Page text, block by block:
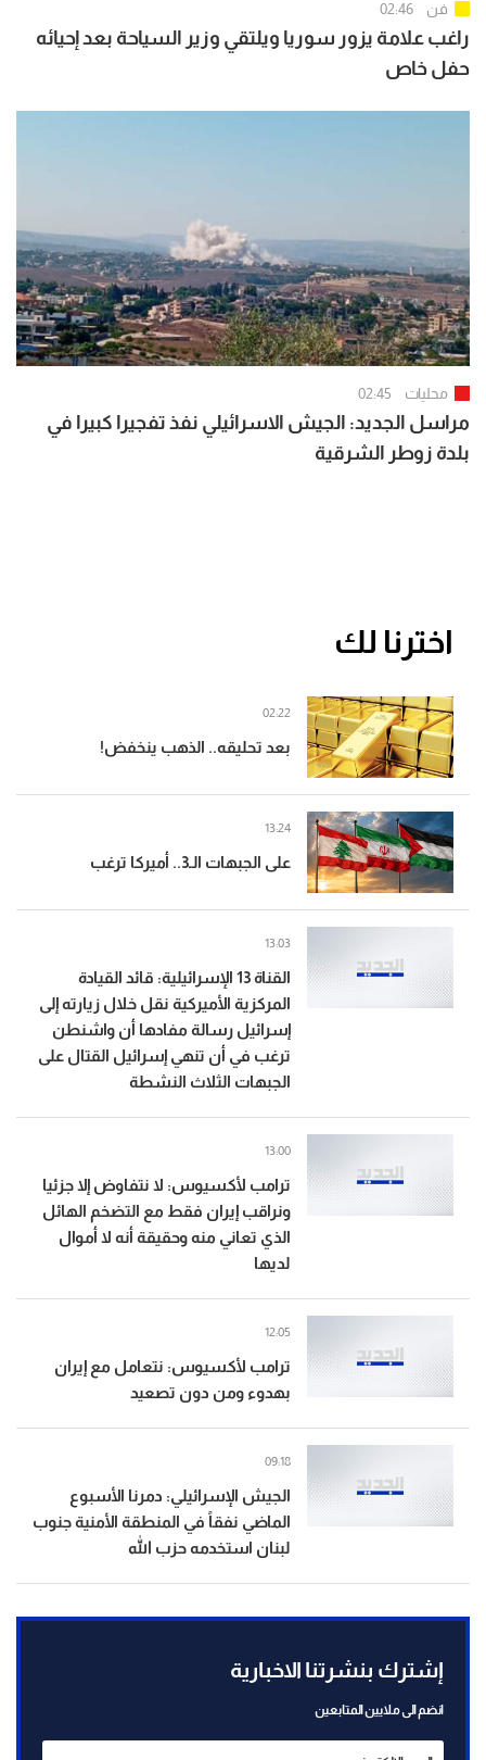
فن 02:46
راغب علامة يزور سوريا ويلتقي وزير السياحة بعد إحيائه
حفل خاص
محليات 02:45
مراسل الجديد: الجيش الاسرائيلي نفذ تفجيرا كبيرا في
بلدة زوطر الشرقية
اخترنا لك
بعد تحليقه.. الذهب ينخفض!
02:22
على الجبهات الـ3.. أميركا ترغب
13:24
القناة 13 الإسرائيلية: قائد القيادة
المركزية الأميركية نقل خلال زيارته إلى
إسرائيل رسالة مفادها أن واشنطن
ترغب في أن تنهي إسرائيل القتال على
الجبهات الثلاث النشطة
13:03
ترامب لأكسيوس: لا نتفاوض إلا جزئيا
ونراقب إيران فقط مع التضخم الهائل
الذي تعاني منه وحقيقة أنه لا أموال
لديها
13:00
ترامب لأكسيوس: نتعامل مع إيران
بهدوء ومن دون تصعيد
12:05
الجيش الإسرائيلي: دمرنا الأسبوع
الماضي نفقاً في المنطقة الأمنية جنوب
لبنان استخدمه حزب الله
09:18
إشترك بنشرتنا الاخبارية
انضم الى ملايين المتابعين